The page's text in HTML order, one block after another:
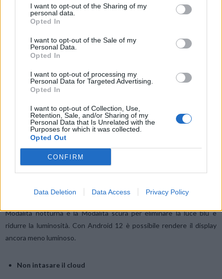
I want to opt-out of the Sharing of my
personal data.
Opted In
I want to opt-out of the Sale of my
Personal Data.
Opted In
I want to opt-out of processing my
Personal Data for Targeted Advertising.
Opted In
I want to opt-out of Collection, Use,
Retention, Sale, and/or Sharing of my
Personal Data that Is Unrelated with the
Purposes for which it was collected.
Opted Out
CONFIRM
Data Deletion Data Access Privacy Policy
Alzi la mano chi, tra le sue abitudini a letto, ha quella di ricaricare il
“ricarica” sembra ragionevole, ma può comportare uno spreco di
energia e denaro. Tenere il telefono collegato quando non ne ha
bisogno, accelera il deterioramento della batteria. Ciò significa che
sarà necessario ricaricarlo più volte, poiché lo smartphone
Ridurre la luminosità
Sappiamo tutti che è buona norma evitare gli schermi troppo
luminosi prima di coricarsi a letto. Oltretutto, uno sfondo più tenue
fa bene all’ambiente, riducendo il consumo energetico e
Modalità notturna e la Modalità scura per eliminare la luce blu e
ridurre la luminosità. Con Android 12 è possibile rendere il display
ancora meno luminoso.
Non intasare il cloud